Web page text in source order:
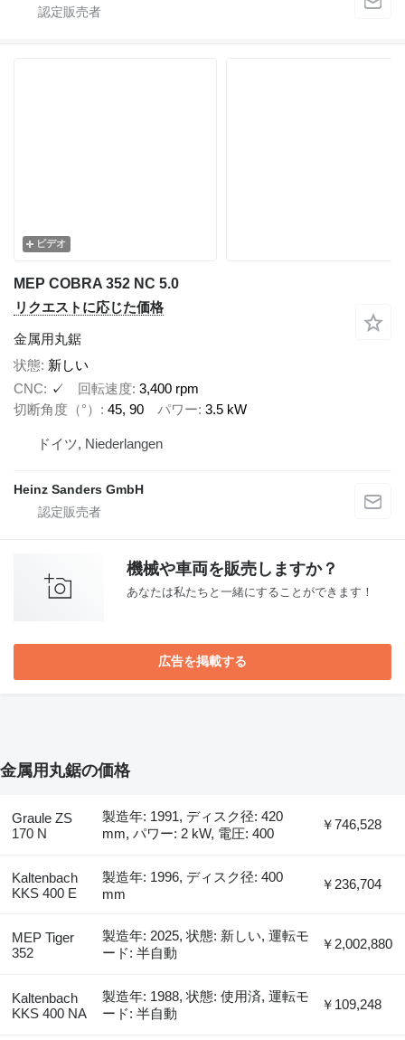
ビデオ
MEP COBRA 352 NC 5.0
リクエストに応じた価格
金属用丸鋸
状態 新しい
CNC
✓ 回転速度 3,400 rpm
切断角度（°）
45, 90 パワー 3.5 kW
ドイツ, Niederlangen
Heinz Sanders GmbH
機械や車両を販売しますか？
あなたは私たちと一緒にすることができます！
広告を掲載する
金属用丸鋸の価格
Graule ZS
170 N
製造年: 1991, ディスク径: 420
mm, パワー: 2 kW, 電圧: 400
￥746,528
Kaltenbach
KKS 400 E
製造年: 1996, ディスク径: 400
mm
￥236,704
MEP Tiger
352
製造年: 2025, 状態: 新しい, 運転モ
ード: 半自動
￥2,002,880
Kaltenbach
KKS 400 NA
製造年: 1988, 状態: 使用済, 運転モ
ード: 半自動
￥109,248